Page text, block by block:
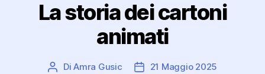
La storia dei cartoni
animati
Autore
DiAmra Gusic
Data21 Maggio 2025